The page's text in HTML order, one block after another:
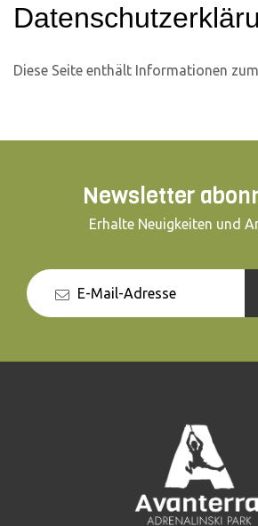
Diese Seite enthält Informationen
Newsletter
Erhalte Neuigkeiten und